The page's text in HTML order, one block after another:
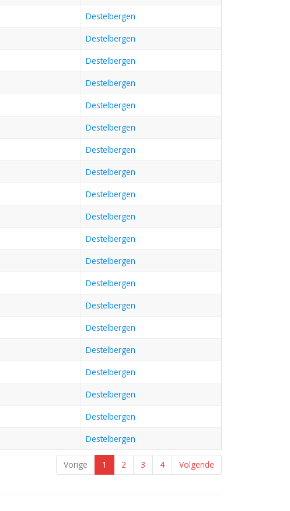
Destelbergen
Destelbergen
Destelbergen
Destelbergen
Destelbergen
Destelbergen
Destelbergen
Destelbergen
Destelbergen
Destelbergen
Destelbergen
Destelbergen
Destelbergen
Destelbergen
Destelbergen
Destelbergen
Destelbergen
Destelbergen
Destelbergen
Destelbergen
Vorige 1 2 3 4 Volgende